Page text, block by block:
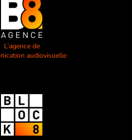
L’agence de
audiovisuelle